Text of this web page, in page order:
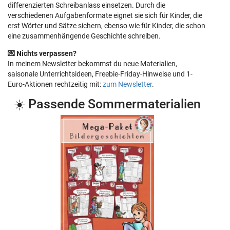
differenzierten Schreibanlass einsetzen. Durch die
verschiedenen Aufgabenformate eignet sie sich für Kinder, die
erst Wörter und Sätze sichern, ebenso wie für Kinder, die schon
eine zusammenhängende Geschichte schreiben.
💌 Nichts verpassen?
In meinem Newsletter bekommst du neue Materialien,
saisonale Unterrichtsideen, Freebie-Friday-Hinweise und 1-
Euro-Aktionen rechtzeitig mit:zum Newsletter.
☀️ Passende Sommermaterialien